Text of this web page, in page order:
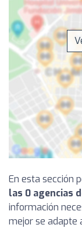
En esta sección
las 0 agencias
información
mejor se adapte